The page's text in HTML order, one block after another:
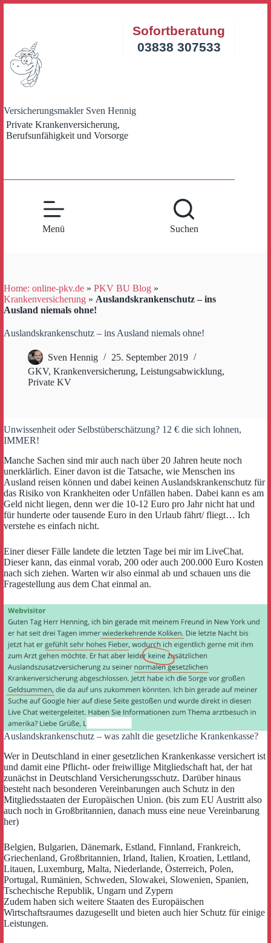
Versicherungsmakler Sven Hennig
Private Krankenversicherung,
Berufsunfähigkeit und Vorsorge
Sofortberatung
03838 307533
Menü Suchen
Home: online-pkv.de » PKV BU Blog »
Krankenversicherung » Auslandskrankenschutz – ins
Ausland niemals ohne!
Auslandskrankenschutz – ins Ausland niemals ohne!
Sven Hennig
25. September 2019
GKV, Krankenversicherung, Leistungsabwicklung,
Private KV
Unwissenheit oder Selbstüberschätzung? 12 € die sich lohnen,
IMMER!
Manche Sachen sind mir auch nach über 20 Jahren heute noch
unerklärlich. Einer davon ist die Tatsache, wie Menschen ins
Ausland reisen können und dabei keinen Auslandskrankenschutz für
das Risiko von Krankheiten oder Unfällen haben. Dabei kann es am
Geld nicht liegen, denn wer die 10-12 Euro pro Jahr nicht hat und
für hunderte oder tausende Euro in den Urlaub fährt/ fliegt… Ich
verstehe es einfach nicht.
Einer dieser Fälle landete die letzten Tage bei mir im LiveChat.
Dieser kann, das einmal vorab, 200 oder auch 200.000 Euro Kosten
nach sich ziehen. Warten wir also einmal ab und schauen uns die
Fragestellung aus dem Chat einmal an.
Auslandskrankenschutz – was zahlt die gesetzliche Krankenkasse?
Wer in Deutschland in einer gesetzlichen Krankenkasse versichert ist
und damit eine Pflicht- oder freiwillige Mitgliedschaft hat, der hat
zunächst in Deutschland Versicherungsschutz. Darüber hinaus
besteht nach besonderen Vereinbarungen auch Schutz in den
Mitgliedsstaaten der Europäischen Union. (bis zum EU Austritt also
auch noch in Großbritannien, danach muss eine neue Vereinbarung
her)
Belgien, Bulgarien, Dänemark, Estland, Finnland, Frankreich,
Griechenland, Großbritannien, Irland, Italien, Kroatien, Lettland,
Litauen, Luxemburg, Malta, Niederlande, Österreich, Polen,
Portugal, Rumänien, Schweden, Slowakei, Slowenien, Spanien,
Tschechische Republik, Ungarn und Zypern
Zudem haben sich weitere Staaten des Europäischen
Wirtschaftsraumes dazugesellt und bieten auch hier Schutz für einige
Leistungen.